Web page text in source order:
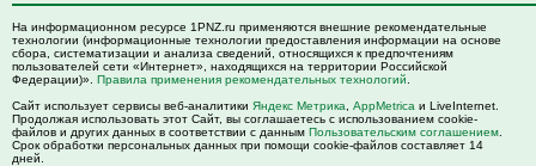
На информационном ресурсе 1PNZ.ru применяются внешние рекомендательные
технологии (информационные технологии предоставления информации на основе
сбора, систематизации и анализа сведений, относящихся к предпочтениям
пользователей сети «Интернет», находящихся на территории Российской
Федерации)». Правила применения рекомендательных технологий
Сайт использует сервисы веб-аналитики Яндекс Метрика AppMetrica и LiveInternet.
Продолжая использовать этот Сайт, вы соглашаетесь с использованием cookie-
файлов и других данных в соответствии с данным Пользовательским соглашением
Срок обработки персональных данных при помощи cookie-файлов составляет 14
дней.